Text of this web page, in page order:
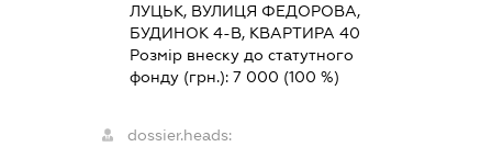
ЛУЦЬК, ВУЛИЦЯ ФЕДОРОВА,
БУДИНОК 4-В, КВАРТИРА 40
Розмір внеску до статутного
фонду (грн.): 7 000 (100 %)
dossier.heads: